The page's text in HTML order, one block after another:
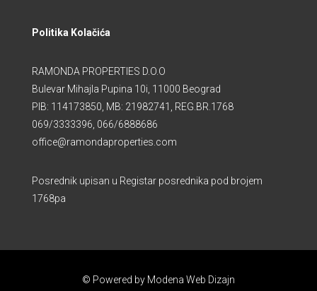
Politika Kolačića
RAMONDA PROPERTIES D.O.O
Bulevar Mihajla Pupina 10i, 11000 Beograd
PIB: 114173850, MB: 21982741, REG.BR.1768
069/3333396, 066/6888686
office@ramondaproperties.com
Posrednik upisan u Registar posrednika pod brojem
1768pa
© Powered by Modena Web Dizajn